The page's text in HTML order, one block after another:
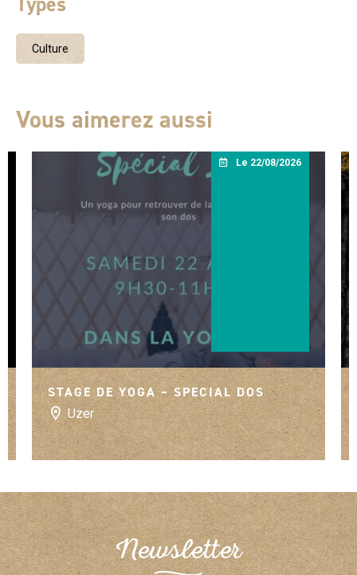
Culture
Vous aimerez aussi
Le 22/08/2026
STAGE DE YOGA – SPECIAL DOS
Uzer
Newsletter